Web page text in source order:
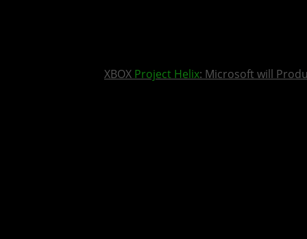
XBOX Project Helix: Microsoft will